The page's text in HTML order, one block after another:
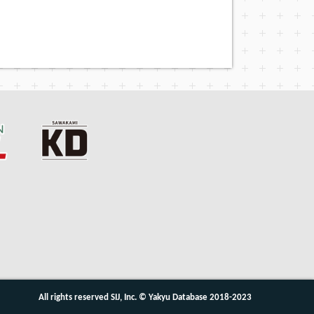
All rights reserved SIJ, Inc. © Yakyu Database 2018-2023